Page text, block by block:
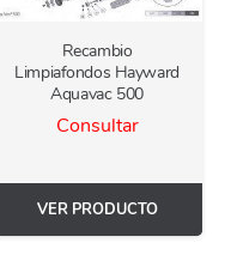
Recambio
Limpiafondos Hayward
Aquavac 500
Consultar
VER PRODUCTO